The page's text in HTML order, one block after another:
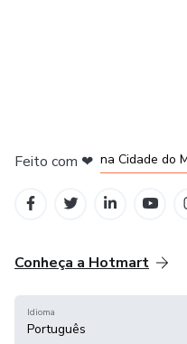
Feito com ❤ na Cidade do
Conheça a Hotmart
Idioma
Português